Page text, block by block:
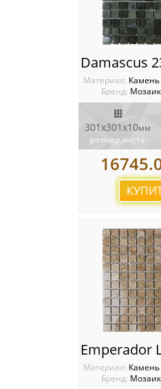
Материал: Камень
Бренд:
301х301х10мм
размер листа
Материал: Камень
Бренд: